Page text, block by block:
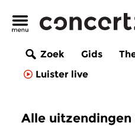
Zoek Gids
Luister live
Alle uitzendingen